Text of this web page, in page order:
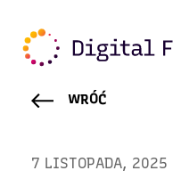
WRÓĆ
7 LISTOPADA, 2025